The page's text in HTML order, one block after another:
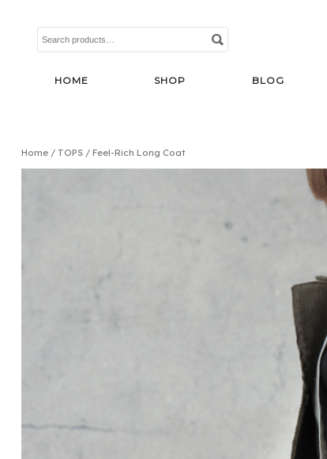
Search
for:
HOME SHOP BLOG
Home/ TOPS/ Feel-Rich Long Coat